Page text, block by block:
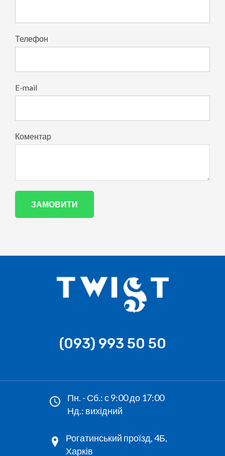
Телефон
E-mail
Коментар
(093) 993 50 50
Пн. - Сб.: с 9:00 до 17:00
Нд.: вихідний
Рогатинський проїзд, 4Б,
Харків